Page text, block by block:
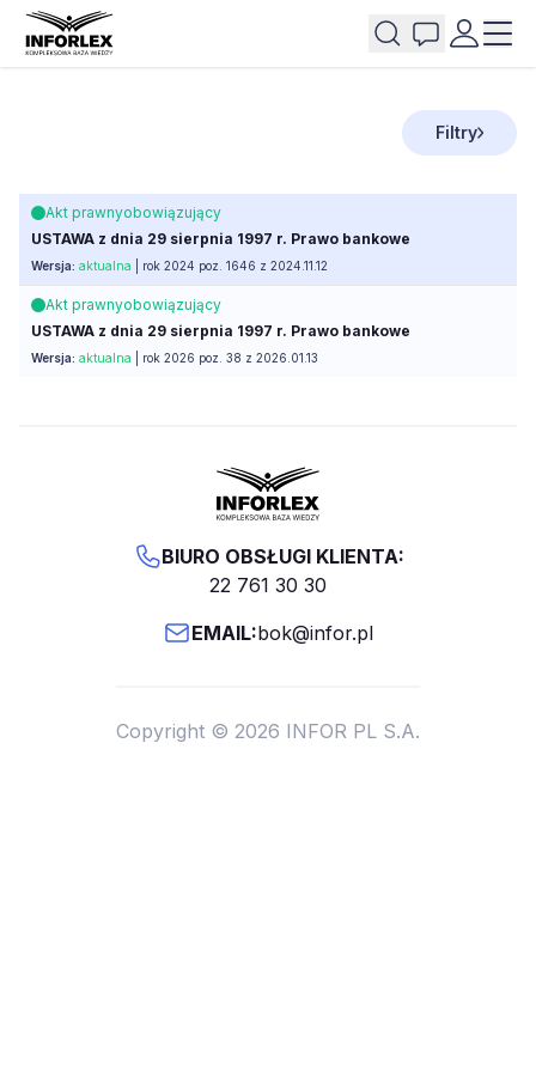
Filtry
Akt prawnyobowiązujący
USTAWA z dnia 29 sierpnia 1997 r. Prawo bankowe
Wersja: aktualna | rok 2024 poz. 1646 z 2024.11.12
Akt prawnyobowiązujący
USTAWA z dnia 29 sierpnia 1997 r. Prawo bankowe
Wersja: aktualna | rok 2026 poz. 38 z 2026.01.13
BIURO OBSŁUGI KLIENTA:
22 761 30 30
EMAIL:bok@infor.pl
Copyright © 2026 INFOR PL S.A.